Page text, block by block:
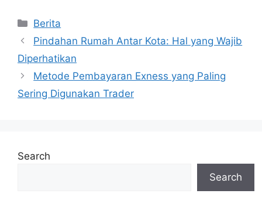
Categories
Berita
Pindahan Rumah Antar Kota: Hal yang Wajib
Diperhatikan
Metode Pembayaran Exness yang Paling
Sering Digunakan Trader
Search
Search